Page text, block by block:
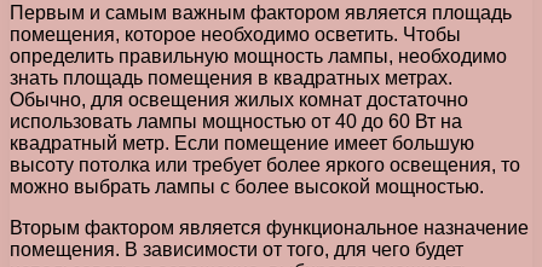
Первым и самым важным фактором является площадь
помещения, которое необходимо осветить. Чтобы
определить правильную мощность лампы, необходимо
знать площадь помещения в квадратных метрах.
Обычно, для освещения жилых комнат достаточно
использовать лампы мощностью от 40 до 60 Вт на
квадратный метр. Если помещение имеет большую
высоту потолка или требует более яркого освещения, то
можно выбрать лампы с более высокой мощностью.
Вторым фактором является функциональное назначение
помещения. В зависимости от того, для чего будет